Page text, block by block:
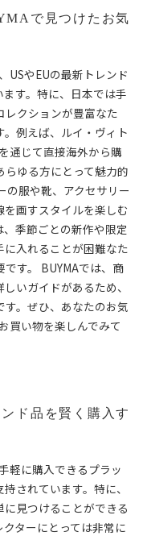
で見つけたお気
USやEUの最新トレンド
す。特に、日本では手
レクションが豊富なた
例えば、ルイ・ヴィト
通じて直接海外から購
ゆる方にとって魅力的
の服や靴、アクセサリー
画すスタイルを楽しむ
季節ごとの新作や限定
入れることが困難なた
す。 BUYMAでは、商
いガイドがあるため、
。ぜひ、あなたのお気
買い物を楽しんでみて
ド品を賢く購入す
軽に購入できるプラッ
されています。特に、
見つけることができる
ターにとっては非常に